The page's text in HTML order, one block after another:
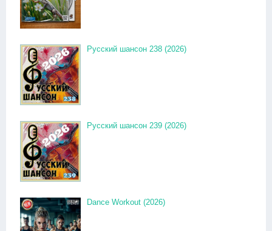
Русский шансон 238 (2026)
Русский шансон 239 (2026)
Dance Workout (2026)